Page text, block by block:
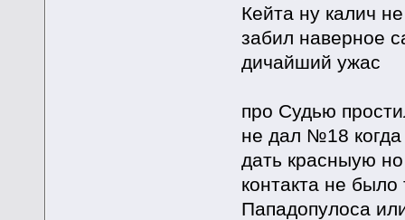
Кейта ну калич
забил наверное
дичайший ужас
про Судью
не дал №18
дать красныую
контакта не
Пападопулоса